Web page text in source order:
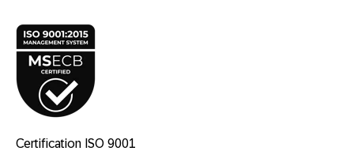
Certification ISO 9001